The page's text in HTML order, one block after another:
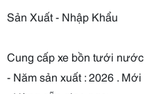
Sản Xuất - Nhập Khẩu
Cung cấp xe bồn tưới
- Năm sản xuất : 2026 . Mới